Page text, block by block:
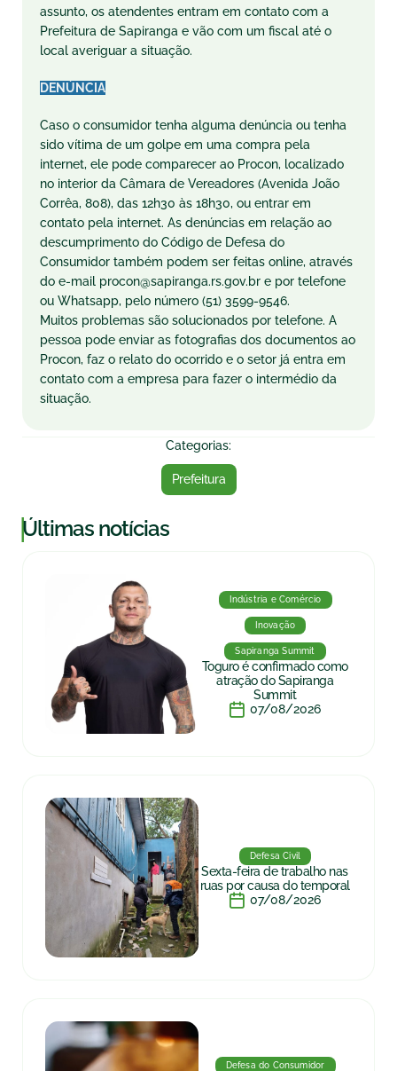
assunto, os atendentes entram em contato com a
Prefeitura de Sapiranga e vão com um fiscal até o
local averiguar a situação.
DENÚNCIA
Caso o consumidor tenha alguma denúncia ou tenha
sido vítima de um golpe em uma compra pela
internet, ele pode comparecer ao Procon, localizado
no interior da Câmara de Vereadores (Avenida João
Corrêa, 808), das 12h30 às 18h30, ou entrar em
contato pela internet. As denúncias em relação ao
descumprimento do Código de Defesa do
Consumidor também podem ser feitas online, através
do e-mail procon@sapiranga.rs.gov.br e por telefone
ou Whatsapp, pelo número (51) 3599-9546.
Muitos problemas são solucionados por telefone. A
pessoa pode enviar as fotografias dos documentos ao
Procon, faz o relato do ocorrido e o setor já entra em
contato com a empresa para fazer o intermédio da
situação.
Categorias:
Prefeitura
|Últimas notícias
Indústria e Comércio
Inovação
Sapiranga Summit
Toguro é confirmado como
atração do Sapiranga
Summit
07/08/2026
Defesa Civil
Sexta-feira de trabalho nas
ruas por causa do temporal
07/08/2026
Defesa do Consumidor